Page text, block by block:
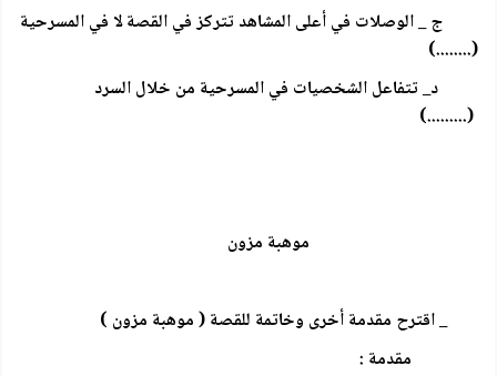
ج _ الوصلات في أعلى المشاهد تتركز في القصة لا في المسرحية
(........)
د_ تتفاعل الشخصيات في المسرحية من خلال السرد
(.........)
موهبة مزون
_ اقترح مقدمة أخرى وخاتمة للقصة ( موهبة مزون )
مقدمة :